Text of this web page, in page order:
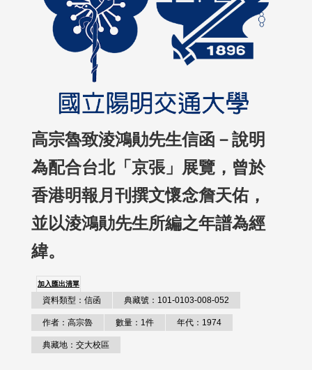
高宗魯致淩鴻勛先生信函－說明
為配合台北「京張」展覽，曾於
香港明報月刊撰文懷念詹天佑，
並以淩鴻勛先生所編之年譜為經
緯。
加入匯出清單
資料類型：信函 典藏號：101-0103-008-052
作者：高宗魯 數量：1件 年代：1974
典藏地：交大校區